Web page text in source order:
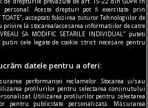
eveniment după
Aceste drepturi pot fi exercitate prin
TOATE”, acceptati folosirea tuturor Tehnologiilor de
privire la stocarea/accesarea informatiilor de catre
SA MODIFIC SETARILE INDIVIDUAL” puteti
cele legate de cookie strict necesare pentru
datele pentru a oferi:
performanței reclamelor. Stocarea și/sau
profilurilor pentru selectarea conținutului
Utilizarea profilurilor pentru selectarea
pentru publicitate personalizată. Măsurarea